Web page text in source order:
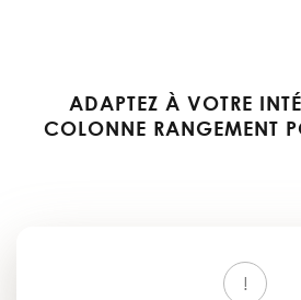
ADAPTEZ À VOTRE
COLONNE RANGEMENT